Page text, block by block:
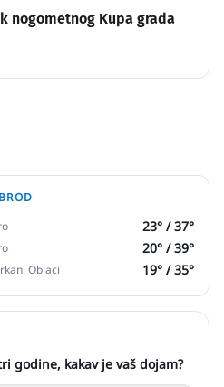
nogometnog Kupa grada
23° /37°
20° /39°
Oblaci 19° /35°
godine, kakav je vaš dojam?